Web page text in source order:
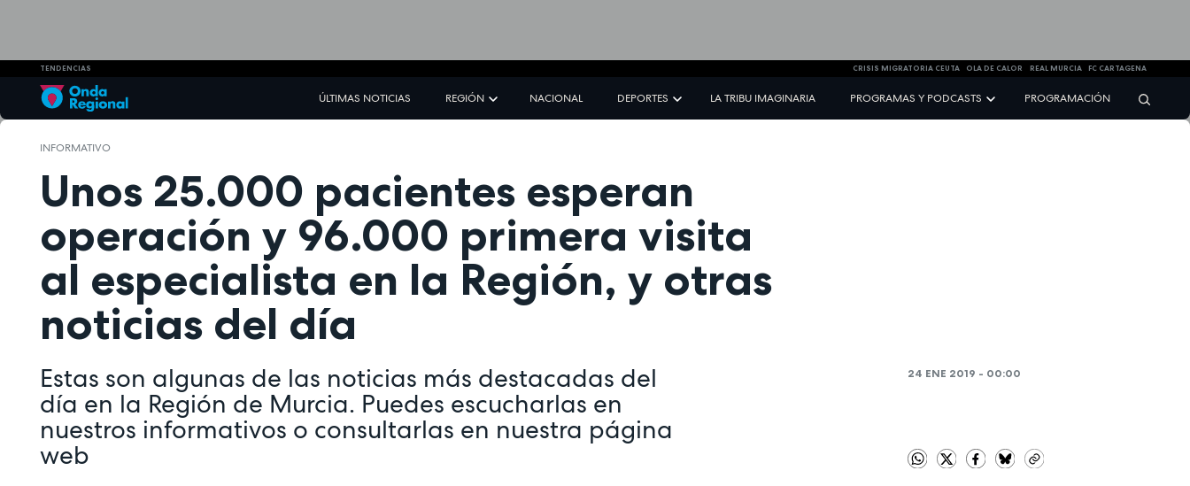
TENDENCIAS CRISIS MIGRATORIA CEUTA OLA DE CALOR REAL MURCIA FC CARTAGENA
ÚLTIMAS NOTICIAS REGIÓN NACIONAL DEPORTES LA TRIBU IMAGINARIA PROGRAMAS Y PODCASTS PROGRAMACIÓN
INFORMATIVO
Unos 25.000 pacientes esperan
operación y 96.000 primera visita
al especialista en la Región, y otras
noticias del día
Estas son algunas de las noticias más destacadas del
día en la Región de Murcia. Puedes escucharlas en
nuestros informativos o consultarlas en nuestra página
web
24 ENE 2019 - 00:00